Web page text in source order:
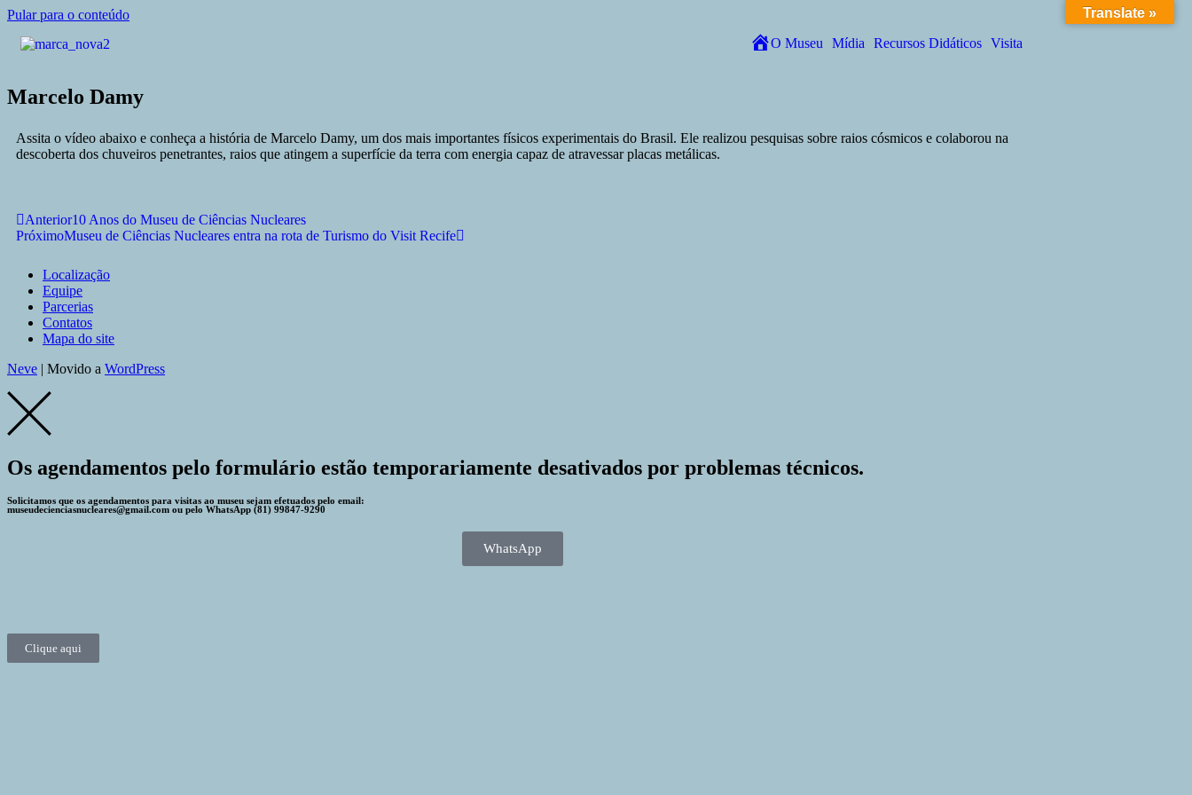
Pular para o conteúdo
HomeO Museu Mídia Recursos Didáticos Visita
Marcelo Damy
Assita o vídeo abaixo e conheça a história de Marcelo Damy, um dos mais importantes físicos experimentais do Brasil. Ele realizou pesquisas sobre raios cósmicos e colaborou na
descoberta dos chuveiros penetrantes, raios que atingem a superfície da terra com energia capaz de atravessar placas metálicas.
Anterior10 Anos do Museu de Ciências Nucleares
PróximoMuseu de Ciências Nucleares entra na rota de Turismo do Visit Recife
Localização
Equipe
Parcerias
Contatos
Mapa do site
Neve | Movido a WordPress
Translate »
Got it!
Os agendamentos pelo formulário estão temporariamente desativados por problemas técnicos.
Solicitamos que os agendamentos para visitas ao museu sejam efetuados pelo email:
museudecienciasnucleares@gmail.com ou pelo WhatsApp (81) 99847-9290
WhatsApp
Clique aqui